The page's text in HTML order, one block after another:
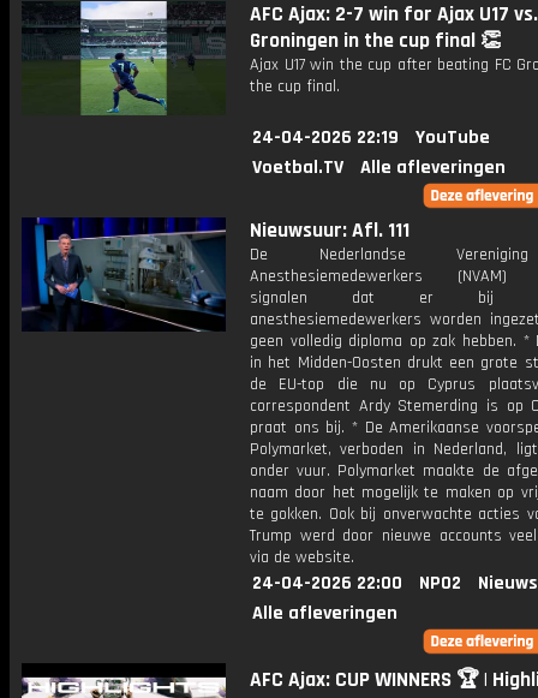
AFC Ajax: 2-7 win for Ajax U17
Groningen in the cup final 👏
Ajax U17 win the cup after beating FC
the cup final.
24-04-2026 22:19
YouTube
Voetbal.TV
Alle afleveringen
Nieuwsuur: Afl. 111
De Nederlandse
Anesthesiemedewerkers (NVAM)
signalen dat er bij
anesthesiemedewerkers worden
geen volledig diploma op zak hebben. *
in het Midden-Oosten drukt een grote
de EU-top die nu op Cyprus
correspondent Ardy Stemerding is op
praat ons bij. * De Amerikaanse
Polymarket, verboden in Nederland,
onder vuur. Polymarket maakte de
naam door het mogelijk te maken op
te gokken. Ook bij onverwachte acties
Trump werd door nieuwe accounts
via de website.
24-04-2026 22:00 NPO2
Alle afleveringen
AFC Ajax: CUP WINNERS 🏆 |